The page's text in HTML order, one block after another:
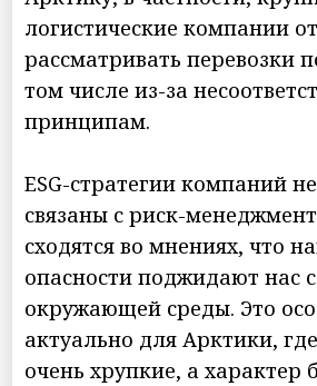
логистические компании
рассматривать перевозки
том числе из-за
принципам.
ESG-стратегии компаний
связаны с риск-
сходятся во мнениях, что
опасности поджидают нас
окружающей среды. Это
актуально для Арктики,
очень хрупкие, а характер